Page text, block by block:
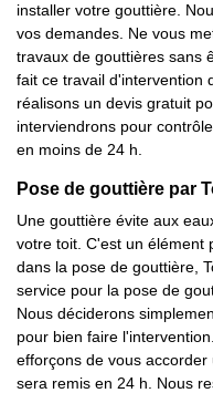
installer votre gouttière.
vos demandes. Ne vous
travaux de gouttières sans
fait ce travail d'intervention
réalisons un devis gratuit
interviendrons pour
en moins de 24 h.
Pose de gouttière par
Une gouttière évite aux
votre toit. C'est un élément
dans la pose de gouttière,
service pour la pose de
Nous déciderons
pour bien faire
efforçons de vous
sera remis en 24 h. Nous